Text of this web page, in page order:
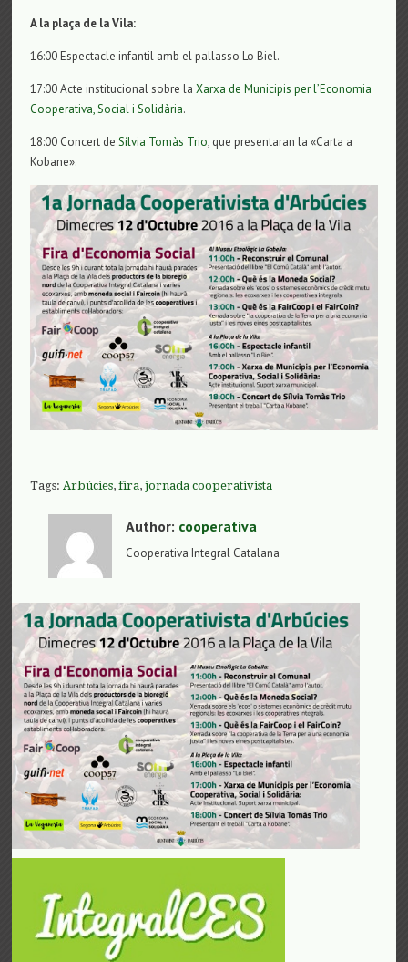
A la plaça de la Vila:
16:00 Espectacle infantil amb el pallasso Lo Biel.
17:00 Acte institucional sobre laXarxa de Municipis per l’Economia
Cooperativa, Social i Solidària.
18:00 Concert deSílvia Tomàs Trio, que presentaran la «Carta a
Kobane».
Tags:Arbúcies,fira,jornada cooperativista
Author: cooperativa
Cooperativa Integral Catalana